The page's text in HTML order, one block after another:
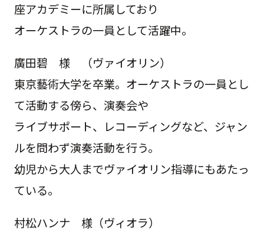
座アカデミーに所属しており
オーケストラの一員として活躍中。
廣田碧 様 （ヴァイオリン）
東京藝術大学を卒業。オーケストラの一員とし
て活動する傍ら、演奏会や
ライブサポート、レコーディングなど、ジャン
ルを問わず演奏活動を行う。
幼児から大人までヴァイオリン指導にもあたっ
ている。
村松ハンナ 様（ヴィオラ）